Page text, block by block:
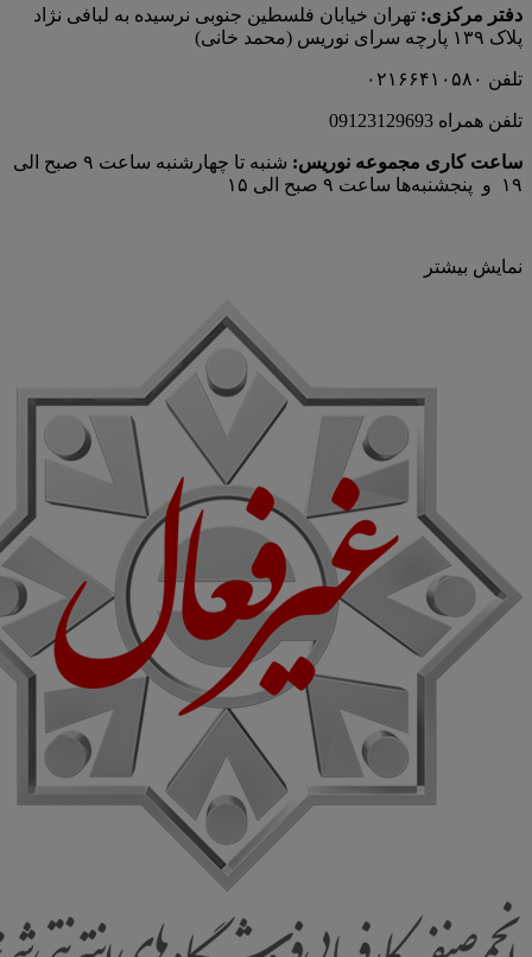
دفتر مرکزی: تهران خیابان فلسطین جنوبی نرسیده به لبافی نژاد
پلاک ۱۳۹ پارچه‌ سرای نوريس (محمد خانی)
تلفن ۰۲۱۶۶۴۱۰۵۸۰
تلفن همراه 09123129693
ساعت کاری مجموعه نوریس:
شنبه تا چهارشنبه ساعت ۹ صبح الی
۱۹ و پنجشنبه‌ها ساعت ۹ صبح الی ۱۵
نمایش بیشتر